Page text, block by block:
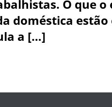
O que
doméstica
a […]